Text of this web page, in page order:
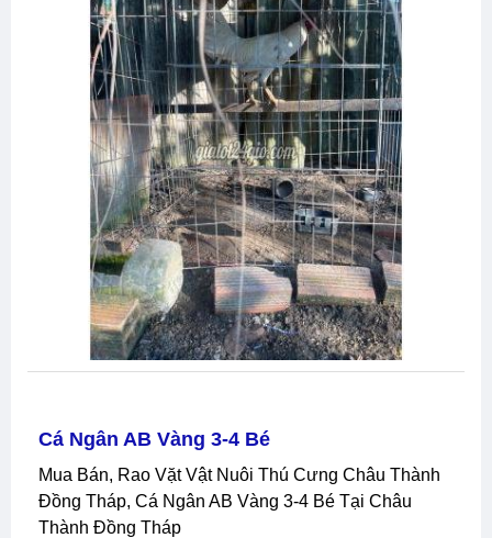
Cá Ngân AB Vàng 3-4 Bé
Mua Bán, Rao Vặt Vật Nuôi Thú Cưng Châu Thành
Đồng Tháp, Cá Ngân AB Vàng 3-4 Bé Tại Châu
Thành Đồng Tháp